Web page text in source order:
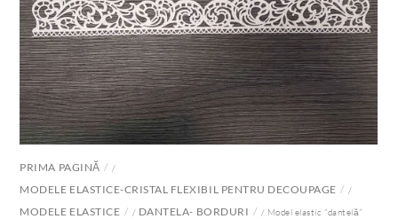
PRIMA PAGINĂ /
MODELE ELASTICE-CRISTAL FLEXIBIL PENTRU DECOUPAGE /
MODELE ELASTICE / DANTELA- BORDURI
/ Model elastic “dantelă”